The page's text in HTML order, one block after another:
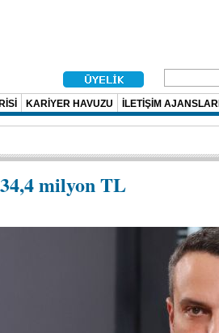
KARİYER HAVUZU İLETİŞİM AJANSLARI
milyon TL